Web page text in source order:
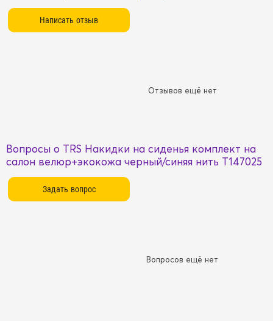
Отзывов ещё нет
Вопросы о TRS Накидки на сиденья комплект на
салон велюр+экокожа черный/синяя нить T147025
Вопросов ещё нет